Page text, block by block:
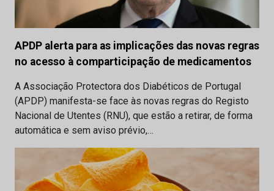
APDP alerta para as implicações das novas regras
no acesso à comparticipação de medicamentos
A Associação Protectora dos Diabéticos de Portugal
(APDP) manifesta-se face às novas regras do Registo
Nacional de Utentes (RNU), que estão a retirar, de forma
automática e sem aviso prévio,…